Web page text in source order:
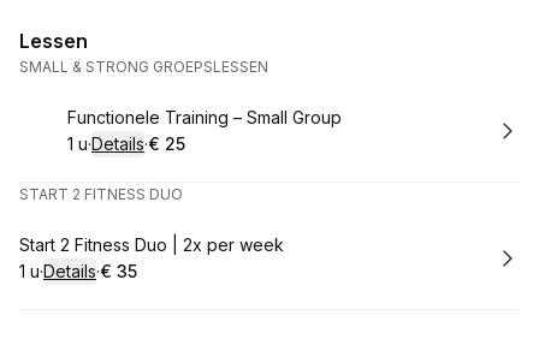
Lessen
SMALL & STRONG GROEPSLESSEN
Boek
Functionele Training – Small Group
. Duur:
1 u·Details·
.Prijs:
€ 25
START 2 FITNESS DUO
Boek
Start 2 Fitness Duo | 2x per week
. Duur:
1 u·Details·
.Prijs:
€ 35